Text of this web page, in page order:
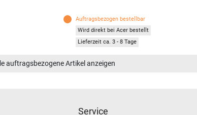
Auftragsbezogen bestellbar
Wird direkt bei Acer bestellt
Lieferzeit ca. 3 - 8 Tage
auftragsbezogene Artikel anzeigen
Service